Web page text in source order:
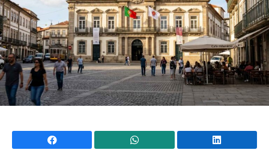
Facebook WhatsApp